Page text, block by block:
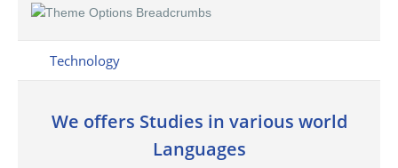
Technology
We offers Studies in various world
Languages